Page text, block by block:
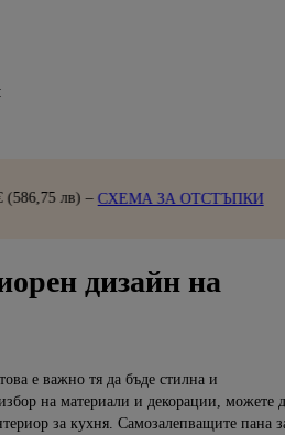
Бърза доставка |
дизайн на
е важно тя да бъде стилна и
на материали и декорации, можете
за кухня. Самозалепващите пана